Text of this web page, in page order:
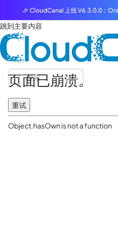
🎉 CloudCanal 上线 V6.3.0.0：
跳到主要内容
页面已崩溃。
重试
Object.hasOwn is not a function